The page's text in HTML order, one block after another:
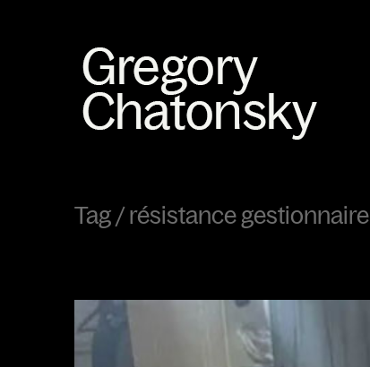
Tag /résistance gestionnaire